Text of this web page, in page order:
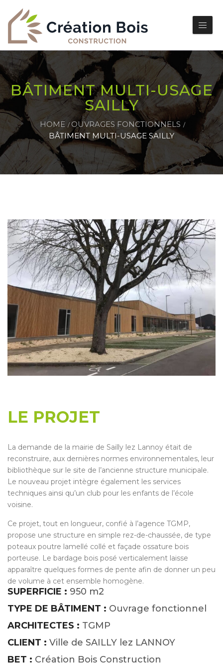
BÂTIMENT MULTI-USAGE
SAILLY
HOME
OUVRAGES FONCTIONNELS
BÂTIMENT MULTI-USAGE SAILLY
LE PROJET
La demande de la mairie de Sailly lez Lannoy était de
reconstruire, aux dernières normes environnementales, leur
bibliothèque sur le site de l’ancienne structure municipale.
Le nouveau projet intègre également les services
techniques ainsi qu’un club pour les enfants de l’école
voisine.
Ce projet, tout en longueur, confié à l’agence TGMP,
propose une structure en simple rez-de-chaussée, de type
poteaux poutre lamellé collé et façade ossature bois
porteuse. Le bardage bois posé verticalement laisse
apparaître quelques formes de pente afin de donner un peu
de volume à cet ensemble homogène.
SUPERFICIE : 950 m2
TYPE DE BÂTIMENT : Ouvrage fonctionnel
ARCHITECTES : TGMP
CLIENT : Ville de SAILLY lez LANNOY
BET : Création Bois Construction